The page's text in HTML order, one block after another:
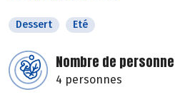
Dessert Eté
Nombre de
4 personnes